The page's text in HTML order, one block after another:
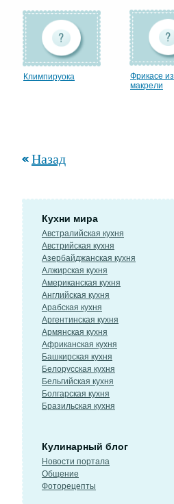
Климпируока
Фрикасе из
макрели
Назад
Кухни мира
Австралийская кухня
Австрийская кухня
Азербайджанская кухня
Алжирская кухня
Американская кухня
Английская кухня
Арабская кухня
Аргентинская кухня
Армянская кухня
Африканская кухня
Башкирская кухня
Белорусская кухня
Бельгийская кухня
Болгарская кухня
Бразильская кухня
Кулинарный блог
Новости портала
Общение
Фоторецепты